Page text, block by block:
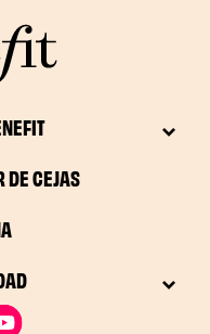
DE CEJAS